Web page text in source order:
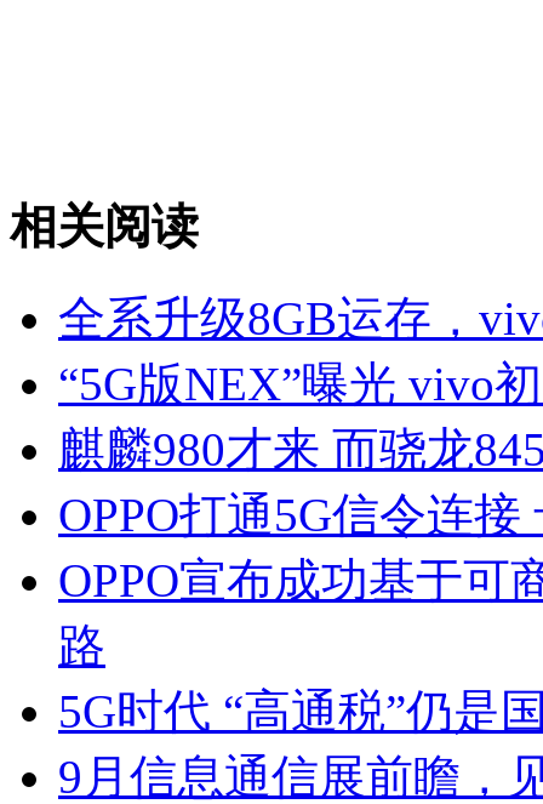
相关阅读
全系升级8GB运存，
“5G版NEX”曝光 vivo
麒麟980才来 而骁龙
OPPO打通5G信令连
OPPO宣布成功基于可
路
5G时代 “高通税”仍是
9月信息通信展前瞻，